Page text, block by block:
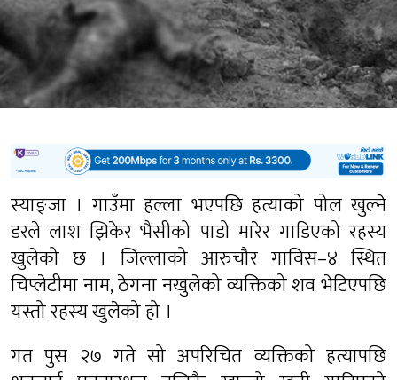
स्याङ्जा । गाउँमा हल्ला भएपछि हत्याको पोल खुल्ने
डरले लाश झिकेर भैंसीको पाडो मारेर गाडिएको रहस्य
खुलेको छ । जिल्लाको आरुचौर गाविस–४ स्थित
चिप्लेटीमा नाम, ठेगना नखुलेको व्यक्तिको शव भेटिएपछि
यस्तो रहस्य खुलेको हो ।
गत पुस २७ गते सो अपरिचित व्यक्तिको हत्यापछि